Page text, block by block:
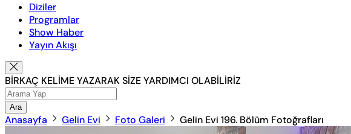
Diziler
Programlar
Show Haber
Yayın Akışı
BİRKAÇ KELİME YAZARAK SİZE YARDIMCI OLABİLİRİZ
Ara
Anasayfa Gelin Evi Foto Galeri Gelin Evi 196. Bölüm Fotoğrafları